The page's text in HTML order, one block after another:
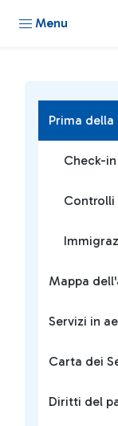
Menu
Prima della
Check-in
Controlli
Mappa
Servizi in
Carta dei
Diritti del